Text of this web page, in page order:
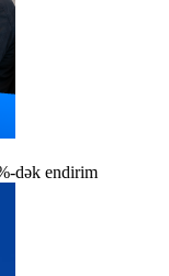
dək endirim